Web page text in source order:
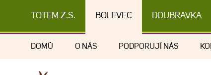
TOTEM Z.S. BOLEVEC DOUBRAVKA
DOMŮ O NÁS PODPORUJÍ NÁS